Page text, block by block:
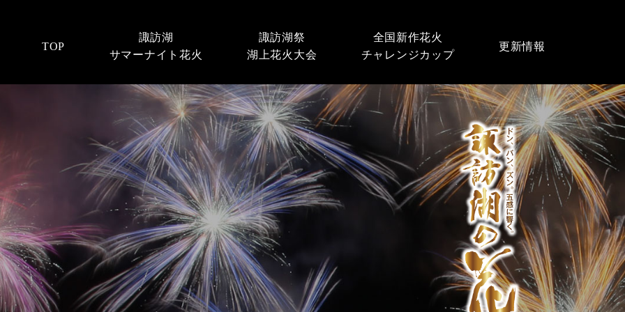
TOP
諏訪湖
サマーナイト花火
諏訪湖祭
湖上花火大会
全国新作花火
チャレンジカップ
更新情報